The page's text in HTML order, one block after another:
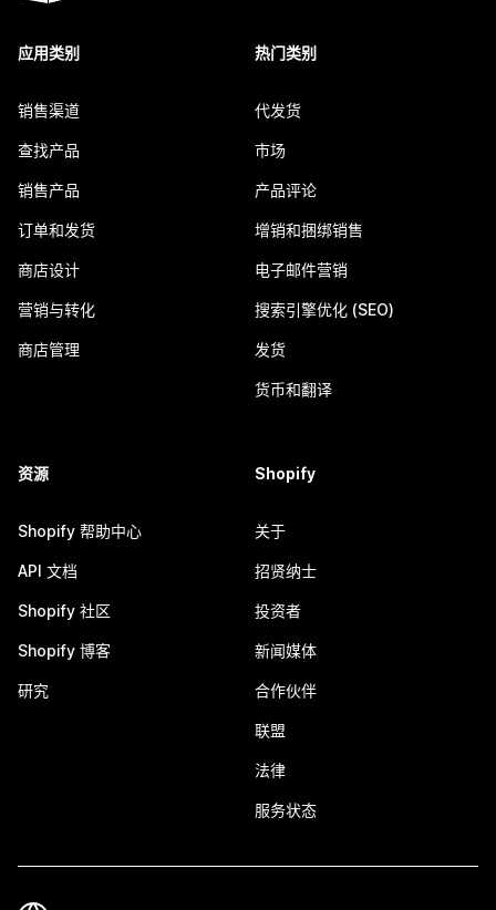
应用类别
销售渠道
查找产品
销售产品
订单和发货
商店设计
营销与转化
商店管理
热门类别
代发货
市场
产品评论
增销和捆绑销售
电子邮件营销
搜索引擎优化 (SEO)
发货
货币和翻译
资源
Shopify 帮助中心
API 文档
Shopify 社区
Shopify 博客
研究
Shopify
关于
招贤纳士
投资者
新闻媒体
合作伙伴
联盟
法律
服务状态